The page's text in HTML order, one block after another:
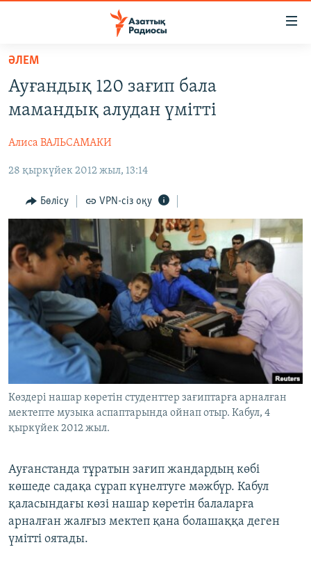
Skip
main
content
to
Navigation
САЯСАТ
ҚАҢТАР ОҚИҒАСЫ
АДАМ ҚҰҚЫҚТАРЫ
ӘЛЕУМЕТ
АРНАЙЫ ЖОБАЛАР
Русский
ЖАЗЫЛЫҢЫЗ
Басқа тілдерде
ӘЛЕМ
Ауғандық 120 зағип бала
мамандық алудан үмітті
Алиса ВАЛЬСАМАКИ
28 қыркүйек 2012 жыл, 13:14
Бөлісу VPN-сіз оқу
Көздері нашар көретін студенттер зағиптарға арналған
мектепте музыка аспаптарында ойнап отыр. Кабул, 4
қыркүйек 2012 жыл.
Ауғанстанда тұратын зағип жандардың көбі
көшеде садақа сұрап күнелтуге мәжбүр. Кабул
қаласындағы көзі нашар көретін балаларға
арналған жалғыз мектеп қана болашаққа деген
үмітті оятады.